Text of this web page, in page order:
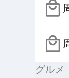
グルメ